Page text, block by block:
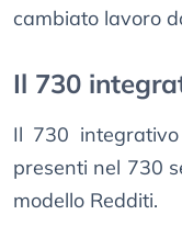
cambiato lavoro
Il 730
Il 730
presenti nel 730
modello Redditi.